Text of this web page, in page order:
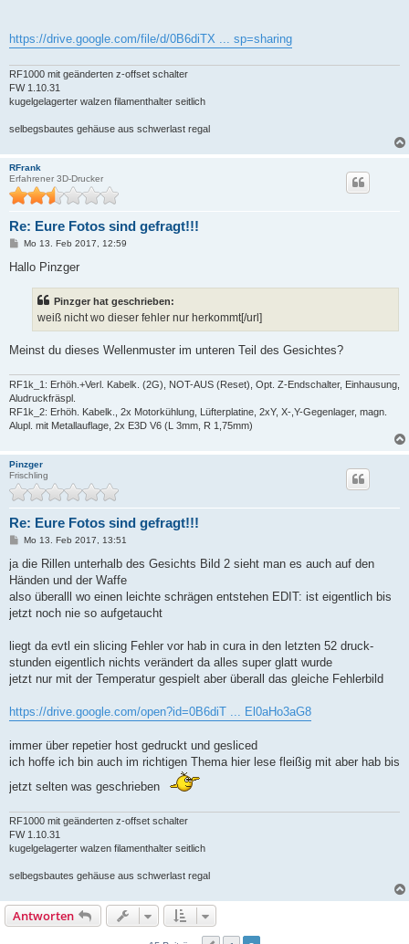
https://drive.google.com/file/d/0B6diTX ... sp=sharing
RF1000 mit geänderten z-offset schalter
FW 1.10.31
kugelgelagerter walzen filamenthalter seitlich
selbegsbautes gehäuse aus schwerlast regal
RFrank
Erfahrener 3D-Drucker
Re: Eure Fotos sind gefragt!!!
B
i
Mo 13. Feb 2017, 12:59
Hallo Pinzger
Pinzger hat geschrieben:
weiß nicht wo dieser fehler nur herkommt[/url]
Meinst du dieses Wellenmuster im unteren Teil des Gesichtes?
RF1k_1: Erhöh.+Verl. Kabelk. (2G), NOT-AUS (Reset), Opt. Z-Endschalter, Einhausung,
Aludruckfräspl.
RF1k_2: Erhöh. Kabelk., 2x Motorkühlung, Lüfterplatine, 2xY, X-,Y-Gegenlager, magn.
Alupl. mit Metallauflage, 2x E3D V6 (L 3mm, R 1,75mm)
Pinzger
Frischling
Re: Eure Fotos sind gefragt!!!
B
r
a
Mo 13. Feb 2017, 13:51
ja die Rillen unterhalb des Gesichts Bild 2 sieht man es auch auf den
Händen und der Waffe
also überalll wo einen leichte schrägen entstehen EDIT: ist eigentlich bis
jetzt noch nie so aufgetaucht
liegt da evtl ein slicing Fehler vor hab in cura in den letzten 52 druck-
stunden eigentlich nichts verändert da alles super glatt wurde
jetzt nur mit der Temperatur gespielt aber überall das gleiche Fehlerbild
https://drive.google.com/open?id=0B6diT ... El0aHo3aG8
immer über repetier host gedruckt und gesliced
ich hoffe ich bin auch im richtigen Thema hier lese fleißig mit aber hab bis
jetzt selten was geschrieben
RF1000 mit geänderten z-offset schalter
FW 1.10.31
kugelgelagerter walzen filamenthalter seitlich
selbegsbautes gehäuse aus schwerlast regal
Antworten